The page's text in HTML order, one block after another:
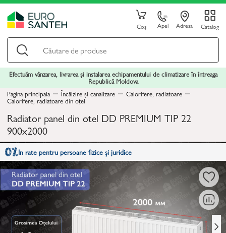
Coș Apel Adresa Catalog
Efectuăm vânzarea, livrarea și instalarea echipamentului de climatizare în întreaga
Republică Moldova
Pagina principala
Încălzire și canalizare Calorifere, radiatoare
Calorifere, radiatoare din oțel
Radiator panel din otel DD PREMIUM TIP 22
900x2000
In rate pentru persoane fizice și juridice